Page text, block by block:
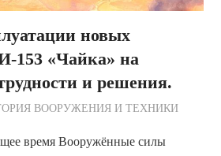
новых
153 «Чайка» на
и решения.
по Редакции
ВООРУЖЕНИЯ И ТЕХНИКИ
время Вооружённые силы